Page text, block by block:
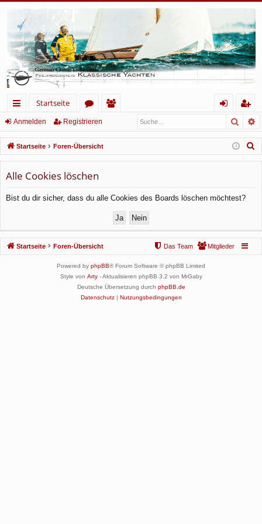
ch
ne
llz
ug
rif
Startseite
or
en
lie
de
m
el
n
eg
ist
rie
n
Anmelden Registrieren
Startseite Foren-Übersicht
Alle Cookies löschen
Bist du dir sicher, dass du alle Cookies des Boards löschen möchtest?
Startseite Foren-Übersicht Mitglieder
Das Team
Powered by phpBB® Forum Software © phpBB Limited
Style von Arty- Aktualisieren phpBB 3.2 von MrGaby
Deutsche Übersetzung durch phpBB.de
Datenschutz| Nutzungsbedingungen